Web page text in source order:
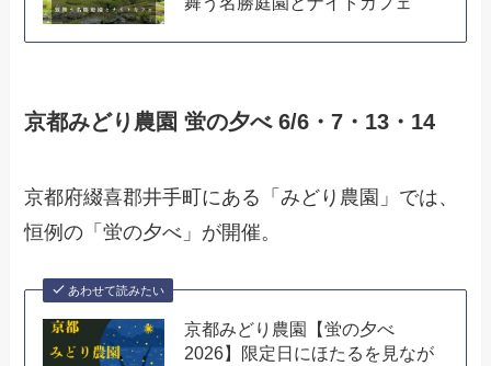
京都みどり農園 蛍の夕べ 6/6・7・13・14
京都府綴喜郡井手町にある「みどり農園」では、
恒例の「蛍の夕べ」が開催。
あわせて読みたい
京都みどり農園【蛍の夕べ
2026】限定日にほたるを見なが